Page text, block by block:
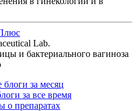
Lab.
и бактериального вагиноза
за месяц
за все время
о препаратах